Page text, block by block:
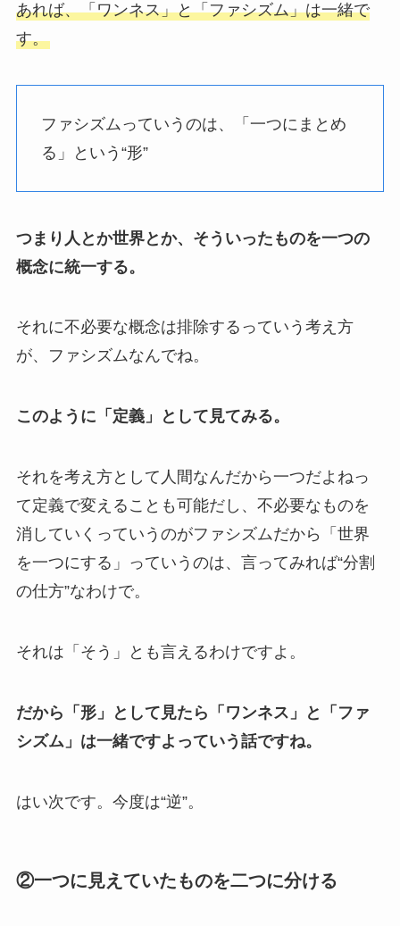
あれば、「ワンネス」と「ファシズム」は一緒で
す。
ファシズムっていうのは、「一つにまとめ
る」という“形”
つまり人とか世界とか、そういったものを一つの
概念に統一する。
それに不必要な概念は排除するっていう考え方
が、ファシズムなんでね。
このように「定義」として見てみる。
それを考え方として人間なんだから一つだよねっ
て定義で変えることも可能だし、不必要なものを
消していくっていうのがファシズムだから「世界
を一つにする」っていうのは、言ってみれば“分割
の仕方”なわけで。
それは「そう」とも言えるわけですよ。
だから「形」として見たら「ワンネス」と「ファ
シズム」は一緒ですよっていう話ですね。
はい次です。今度は“逆”。
②一つに見えていたものを二つに分ける